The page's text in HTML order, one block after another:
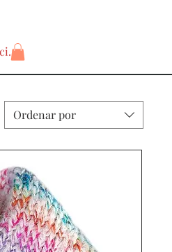
sesión
Ordenar por